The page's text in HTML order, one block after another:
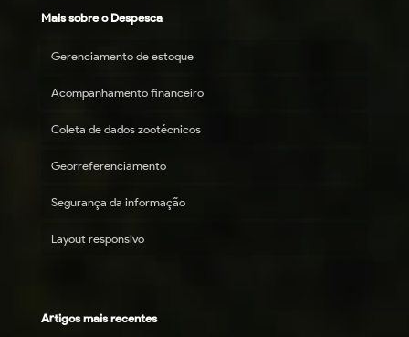
Mais sobre o Despesca
Gerenciamento de estoque
Acompanhamento financeiro
Coleta de dados zootécnicos
Georreferenciamento
Segurança da informação
Layout responsivo
Artigos mais recentes